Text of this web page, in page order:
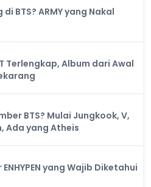
BTS? ARMY yang Nakal
Terlengkap, Album dari Awal
BTS? Mulai Jungkook, V,
Ada yang Atheis
yang Wajib Diketahui